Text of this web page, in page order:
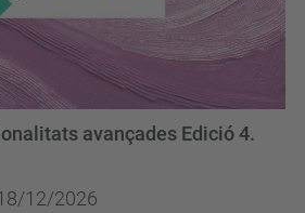
12/2026
avançades Edició 4.